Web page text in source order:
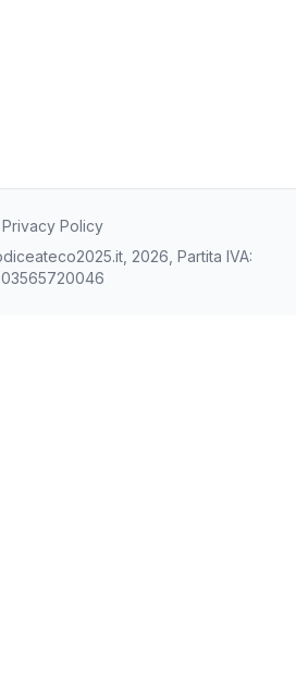
Privacy Policy
2026, Partita IVA:
03565720046